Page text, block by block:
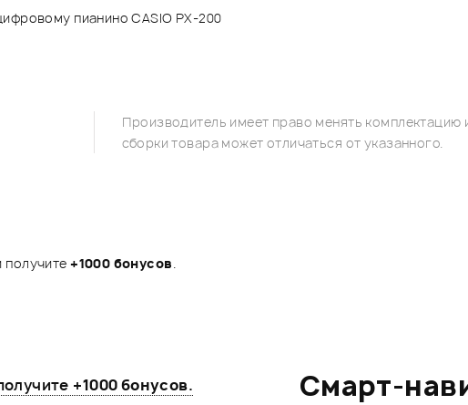
пианино CASIO PX-200
Производитель имеет право менять
сборки товара может отличаться от указанного.
получите+1000 бонусов.
+1000 бонусов. Смарт-